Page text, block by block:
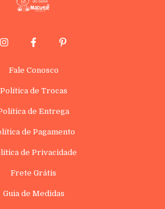
Fale Conosco
Política de Trocas
de Entrega
de Pagamento
de Privacidade
Frete Grátis
Guia de Medidas